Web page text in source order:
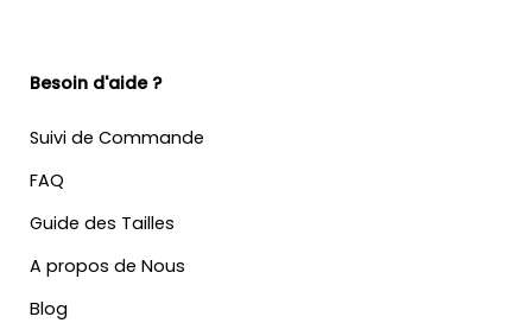
Besoin d'aide ?
Suivi de Commande
FAQ
Guide des Tailles
A propos de Nous
Blog